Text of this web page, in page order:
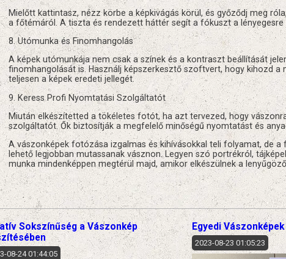
Mielőtt kattintasz, nézz körbe a képkivágás körül, és győződj meg
a főtémáról. A tiszta és rendezett háttér segít a fókuszt a
8. Utómunka és Finomhangolás
A képek utómunkája nem csak a színek és a kontraszt beállítását
finomhangolását is. Használj képszerkesztő szoftvert, hogy kihozd
teljesen a képek eredeti jellegét.
9. Keress Profi Nyomtatási Szolgáltatót
Miután elkészítetted a tökéletes fotót, ha azt tervezed, hogy
szolgáltatót. Ők biztosítják a megfelelő minőségű nyomtatást és
A vászonképek fotózása izgalmas és kihívásokkal teli folyamat, de
lehető legjobban mutassanak vásznon. Legyen szó portrékról,
munka mindenképpen megtérül majd, amikor elkészülnek a
Sokszínűség a Vászonkép
08-24 01:44:05
Egyedi Vászonképek
2023-08-23 01:05:23